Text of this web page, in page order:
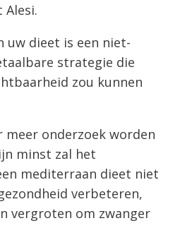
Alesi.
uw dieet is een niet-
strategie die
zou kunnen
onderzoek worden
minst zal het
mediterraan dieet niet
verbeteren,
vergroten om zwanger